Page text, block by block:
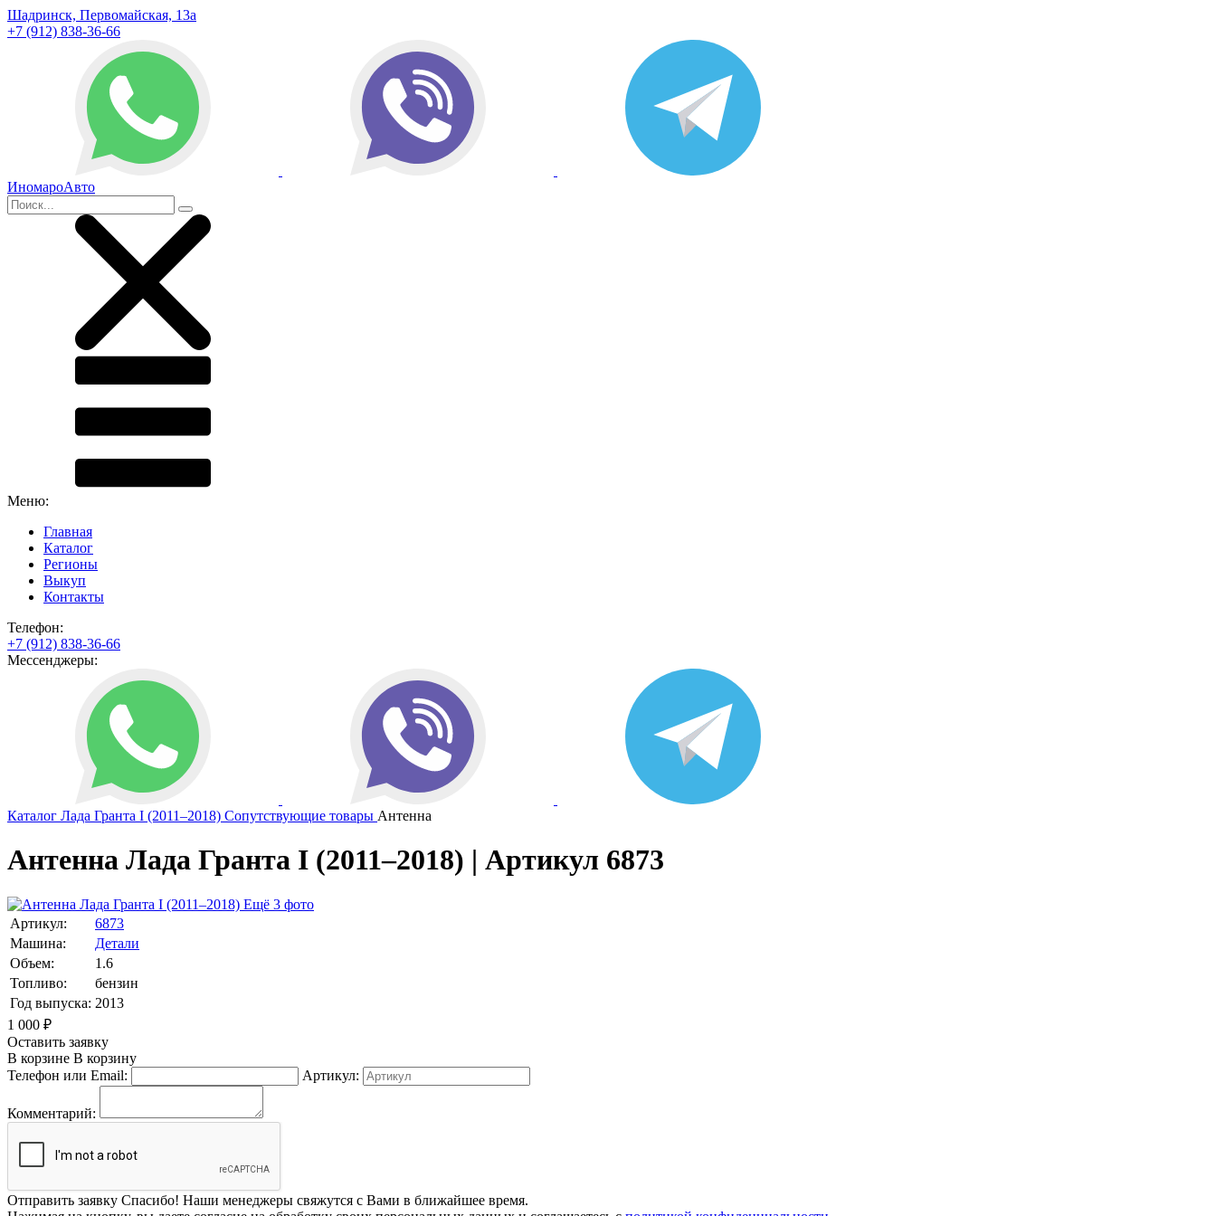
Шадринск, Первомайская, 13а
+7 (912) 838-36-66
ИномароАвто
Меню:
Главная
Каталог
Регионы
Выкуп
Контакты
Телефон:
+7 (912) 838-36-66
Мессенджеры:
Каталог Лада Гранта I (2011–2018) Сопутствующие товары Антенна
Антенна Лада Гранта I (2011–2018) | Артикул 6873
Ещё 3 фото
Артикул:
6873
Машина:
Детали
Объем:
1.6
Топливо:
бензин
Год выпуска: 2013
1 000 ₽
Оставить заявку
В корзине В корзину
Телефон или Email:
Артикул:
Комментарий:
Отправить заявку Спасибо! Наши менеджеры свяжутся с Вами в ближайшее время.